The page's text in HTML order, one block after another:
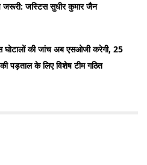
जरूरी: जस्टिस सुधीर कुमार जैन
घोटालों की जांच अब एसओजी करेगी, 25
पड़ताल के लिए विशेष टीम गठित